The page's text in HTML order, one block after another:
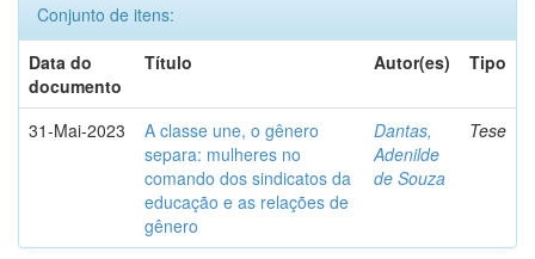
Conjunto de itens:
Data do
documento
Título Autor(es) Tipo
31-Mai-2023
A classe une, o gênero
separa: mulheres no
comando dos sindicatos da
educação e as relações de
gênero
Dantas,
Adenilde
de Souza
Tese